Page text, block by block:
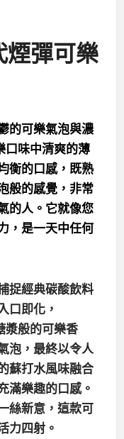
彈可樂
的可樂氣泡與濃
口味中清爽的薄
衡的口感，既熟
般的感覺，非常
的人。它就像您
，是一天中任何
捉經典碳酸飲料
口即化，
漿般的可樂香
泡，最終以令人
蘇打水風味融合
滿樂趣的口感。
絲新意，這款可
力四射。